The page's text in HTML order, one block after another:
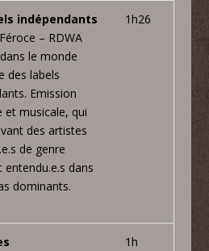
indépendants
– RDWA
le monde
des labels
Emission
et musicale, qui
des artistes
de genre
entendu.e.s dans
dominants.
1h26
1h